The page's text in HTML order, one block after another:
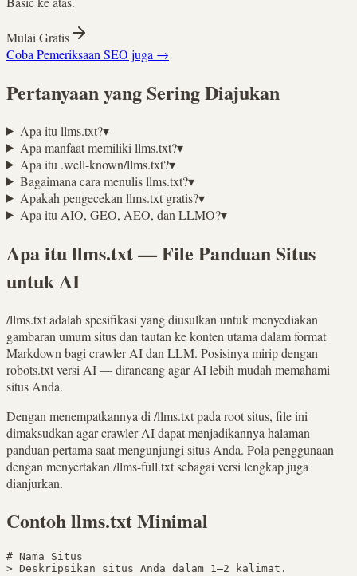
Mulai Gratis
Coba Pemeriksaan SEO juga →
Pertanyaan yang Sering Diajukan
Apa itu llms.txt?▾
Apa manfaat memiliki llms.txt?▾
Apa itu .well-known/llms.txt?▾
Bagaimana cara menulis llms.txt?▾
Apakah pengecekan llms.txt gratis?▾
Apa itu AIO, GEO, AEO, dan LLMO?▾
Apa itu llms.txt — File Panduan Situs
untuk AI
/llms.txt adalah spesifikasi yang diusulkan untuk menyediakan
gambaran umum situs dan tautan ke konten utama dalam format
Markdown bagi crawler AI dan LLM. Posisinya mirip dengan
robots.txt versi AI — dirancang agar AI lebih mudah memahami
situs Anda.
Dengan menempatkannya di /llms.txt pada root situs, file ini
dimaksudkan agar crawler AI dapat menjadikannya halaman
panduan pertama saat mengunjungi situs Anda. Pola penggunaan
dengan menyertakan /llms-full.txt sebagai versi lengkap juga
dianjurkan.
Contoh llms.txt Minimal
# Nama Situs
> Deskripsikan situs Anda dalam 1–2 kalimat.